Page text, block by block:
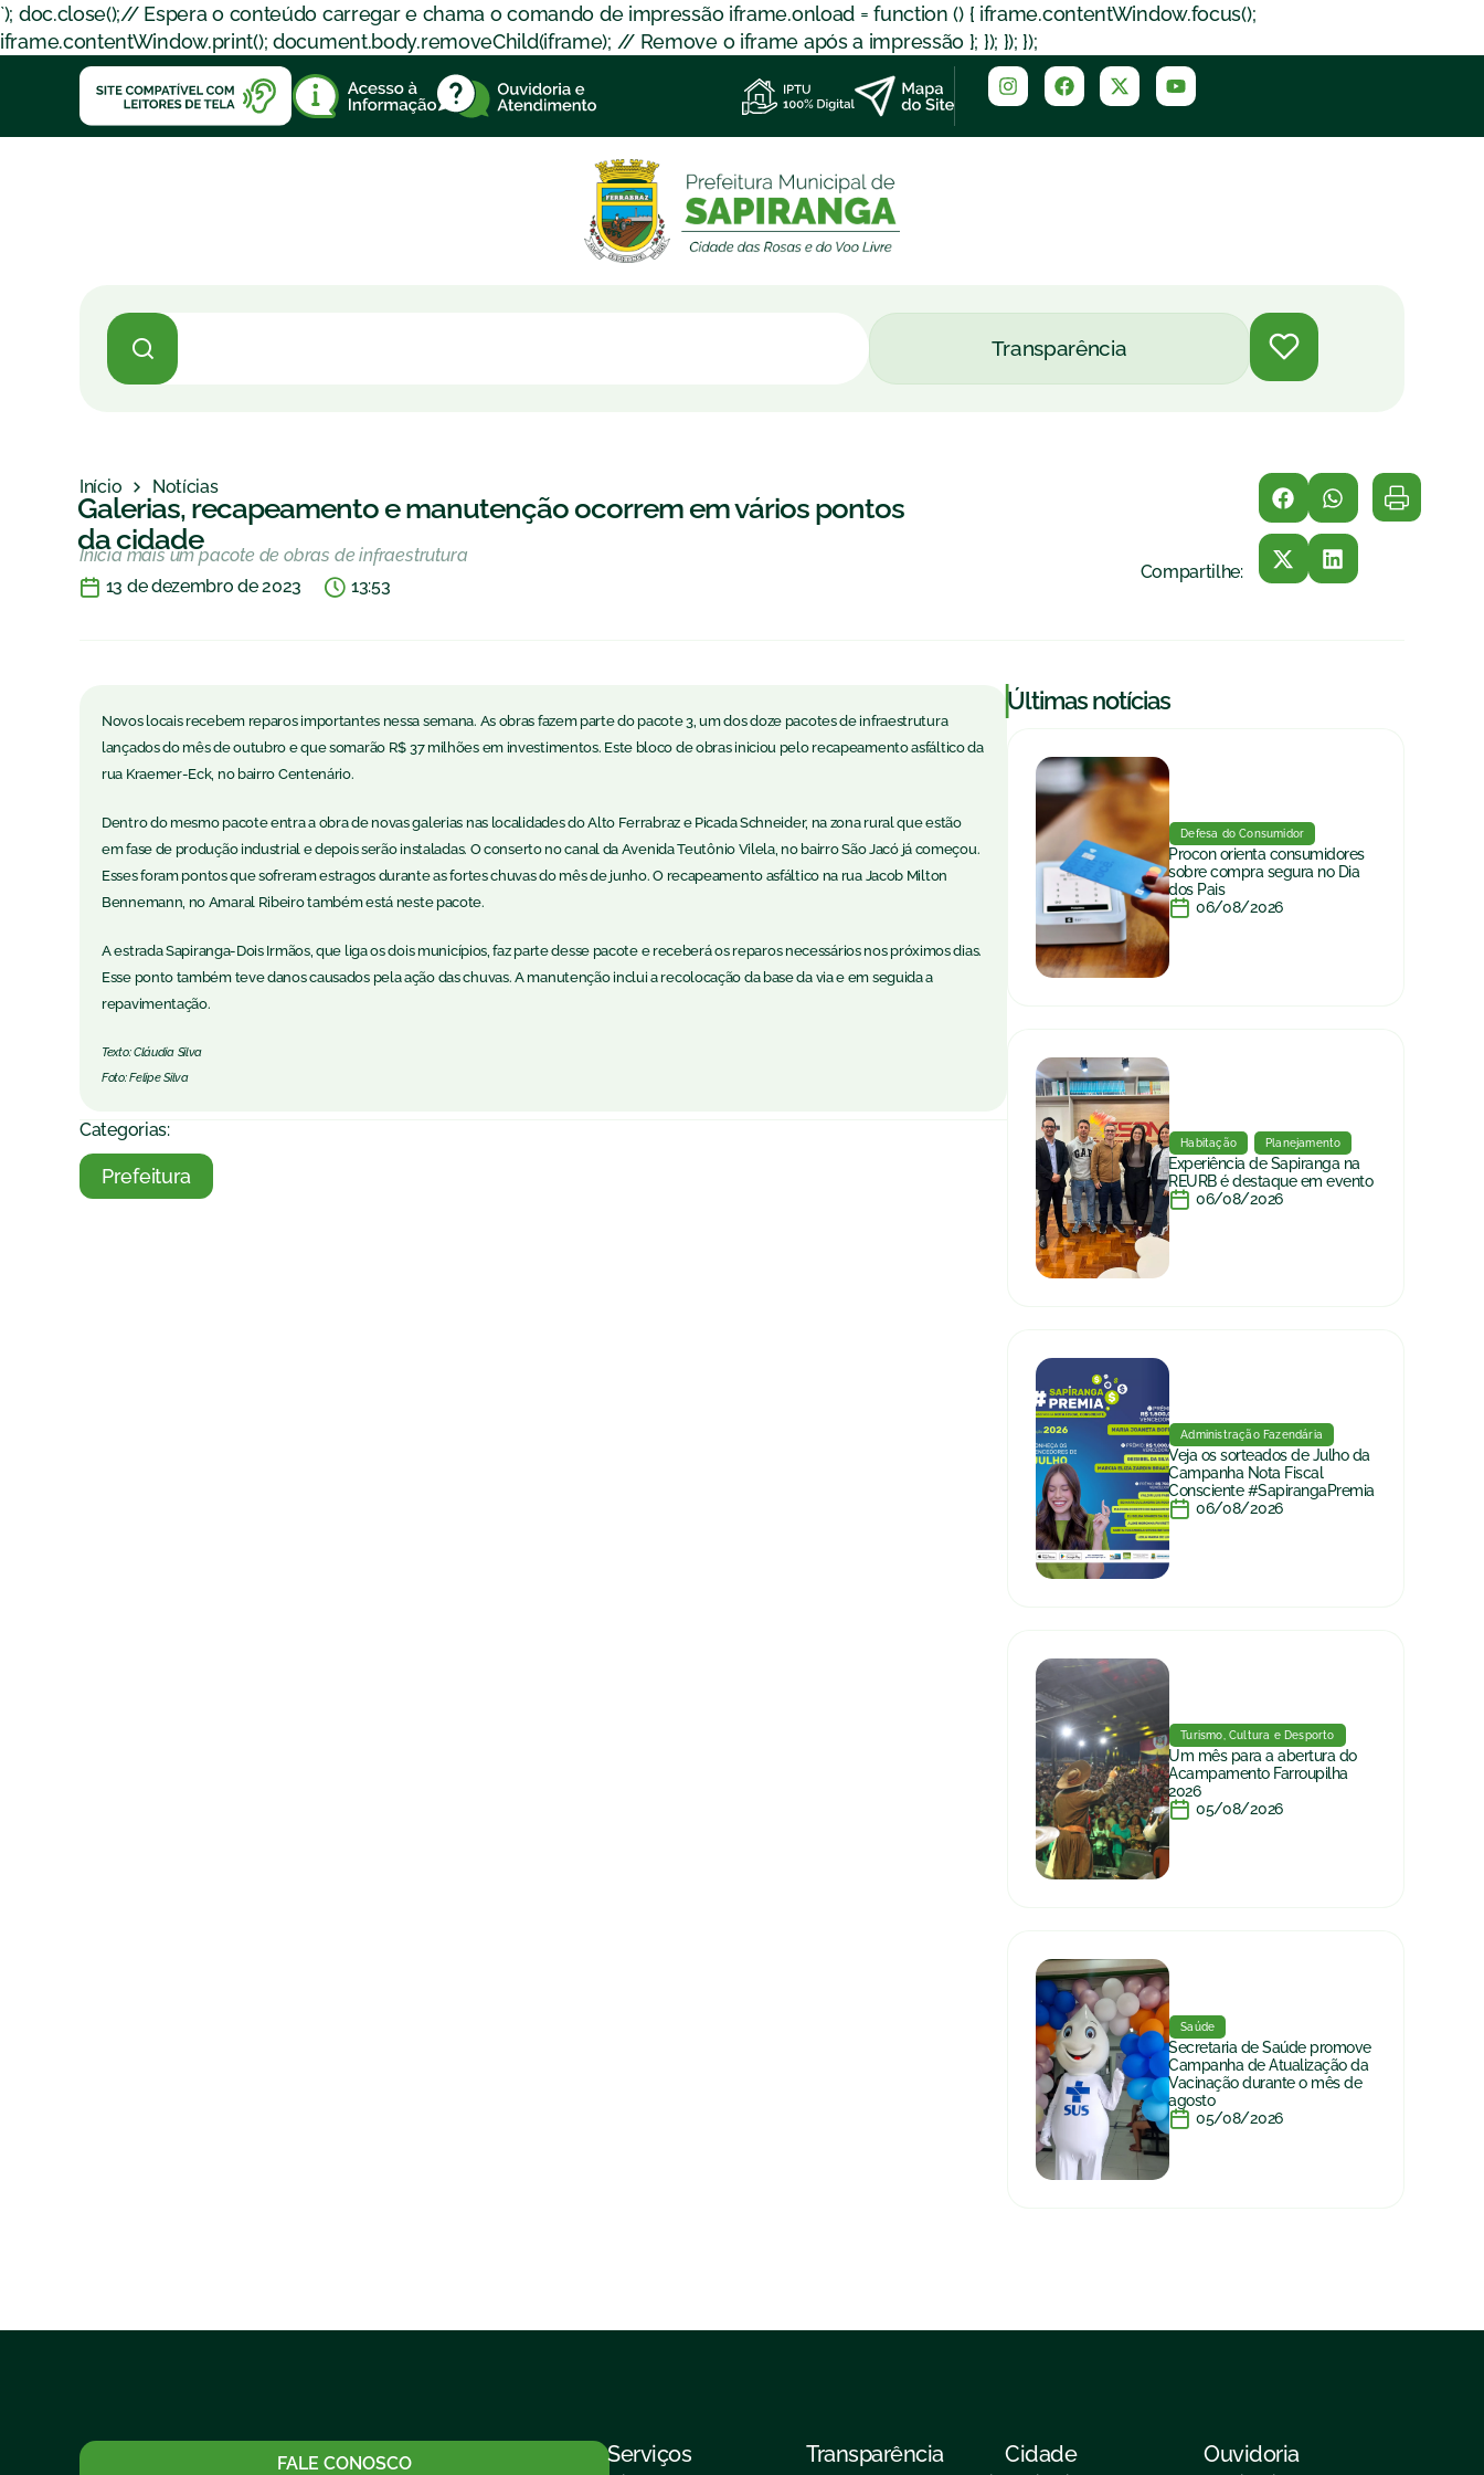
`); doc.close();// Espera o conteúdo carregar e chama o comando de impressão iframe.onload = function () { iframe.contentWindow.focus();
iframe.contentWindow.print(); document.body.removeChild(iframe); // Remove o iframe após a impressão }; }); }); });
Transparência
Início Notícias
Galerias, recapeamento e manutenção ocorrem em vários pontos
da cidade
Inicia mais um pacote de obras de infraestrutura
13 de dezembro de 2023
13:53
Compartilhe:
Novos locais recebem reparos importantes nessa semana. As obras fazem parte do pacote 3, um dos doze pacotes de infraestrutura
lançados do mês de outubro e que somarão R$ 37 milhões em investimentos. Este bloco de obras iniciou pelo recapeamento asfáltico da
rua Kraemer-Eck, no bairro Centenário.
Dentro do mesmo pacote entra a obra de novas galerias nas localidades do Alto Ferrabraz e Picada Schneider, na zona rural que estão
em fase de produção industrial e depois serão instaladas. O conserto no canal da Avenida Teutônio Vilela, no bairro São Jacó já começou.
Esses foram pontos que sofreram estragos durante as fortes chuvas do mês de junho. O recapeamento asfáltico na rua Jacob Milton
Bennemann, no Amaral Ribeiro também está neste pacote.
A estrada Sapiranga-Dois Irmãos, que liga os dois municípios, faz parte desse pacote e receberá os reparos necessários nos próximos dias.
Esse ponto também teve danos causados pela ação das chuvas. A manutenção inclui a recolocação da base da via e em seguida a
repavimentação.
Texto: Cláudia Silva
Foto: Felipe Silva
Categorias:
Prefeitura
|Últimas notícias
Defesa do Consumidor
Procon orienta consumidores
sobre compra segura no Dia
dos Pais
06/08/2026
Habitação Planejamento
Experiência de Sapiranga na
REURB é destaque em evento
06/08/2026
Administração Fazendária
Veja os sorteados de Julho da
Campanha Nota Fiscal
Consciente #SapirangaPremia
06/08/2026
Turismo, Cultura e Desporto
Um mês para a abertura do
Acampamento Farroupilha
2026
05/08/2026
Saúde
Secretaria de Saúde promove
Campanha de Atualização da
Vacinação durante o mês de
agosto
05/08/2026
FALE CONOSCO Serviços Transparência Cidade Ouvidoria